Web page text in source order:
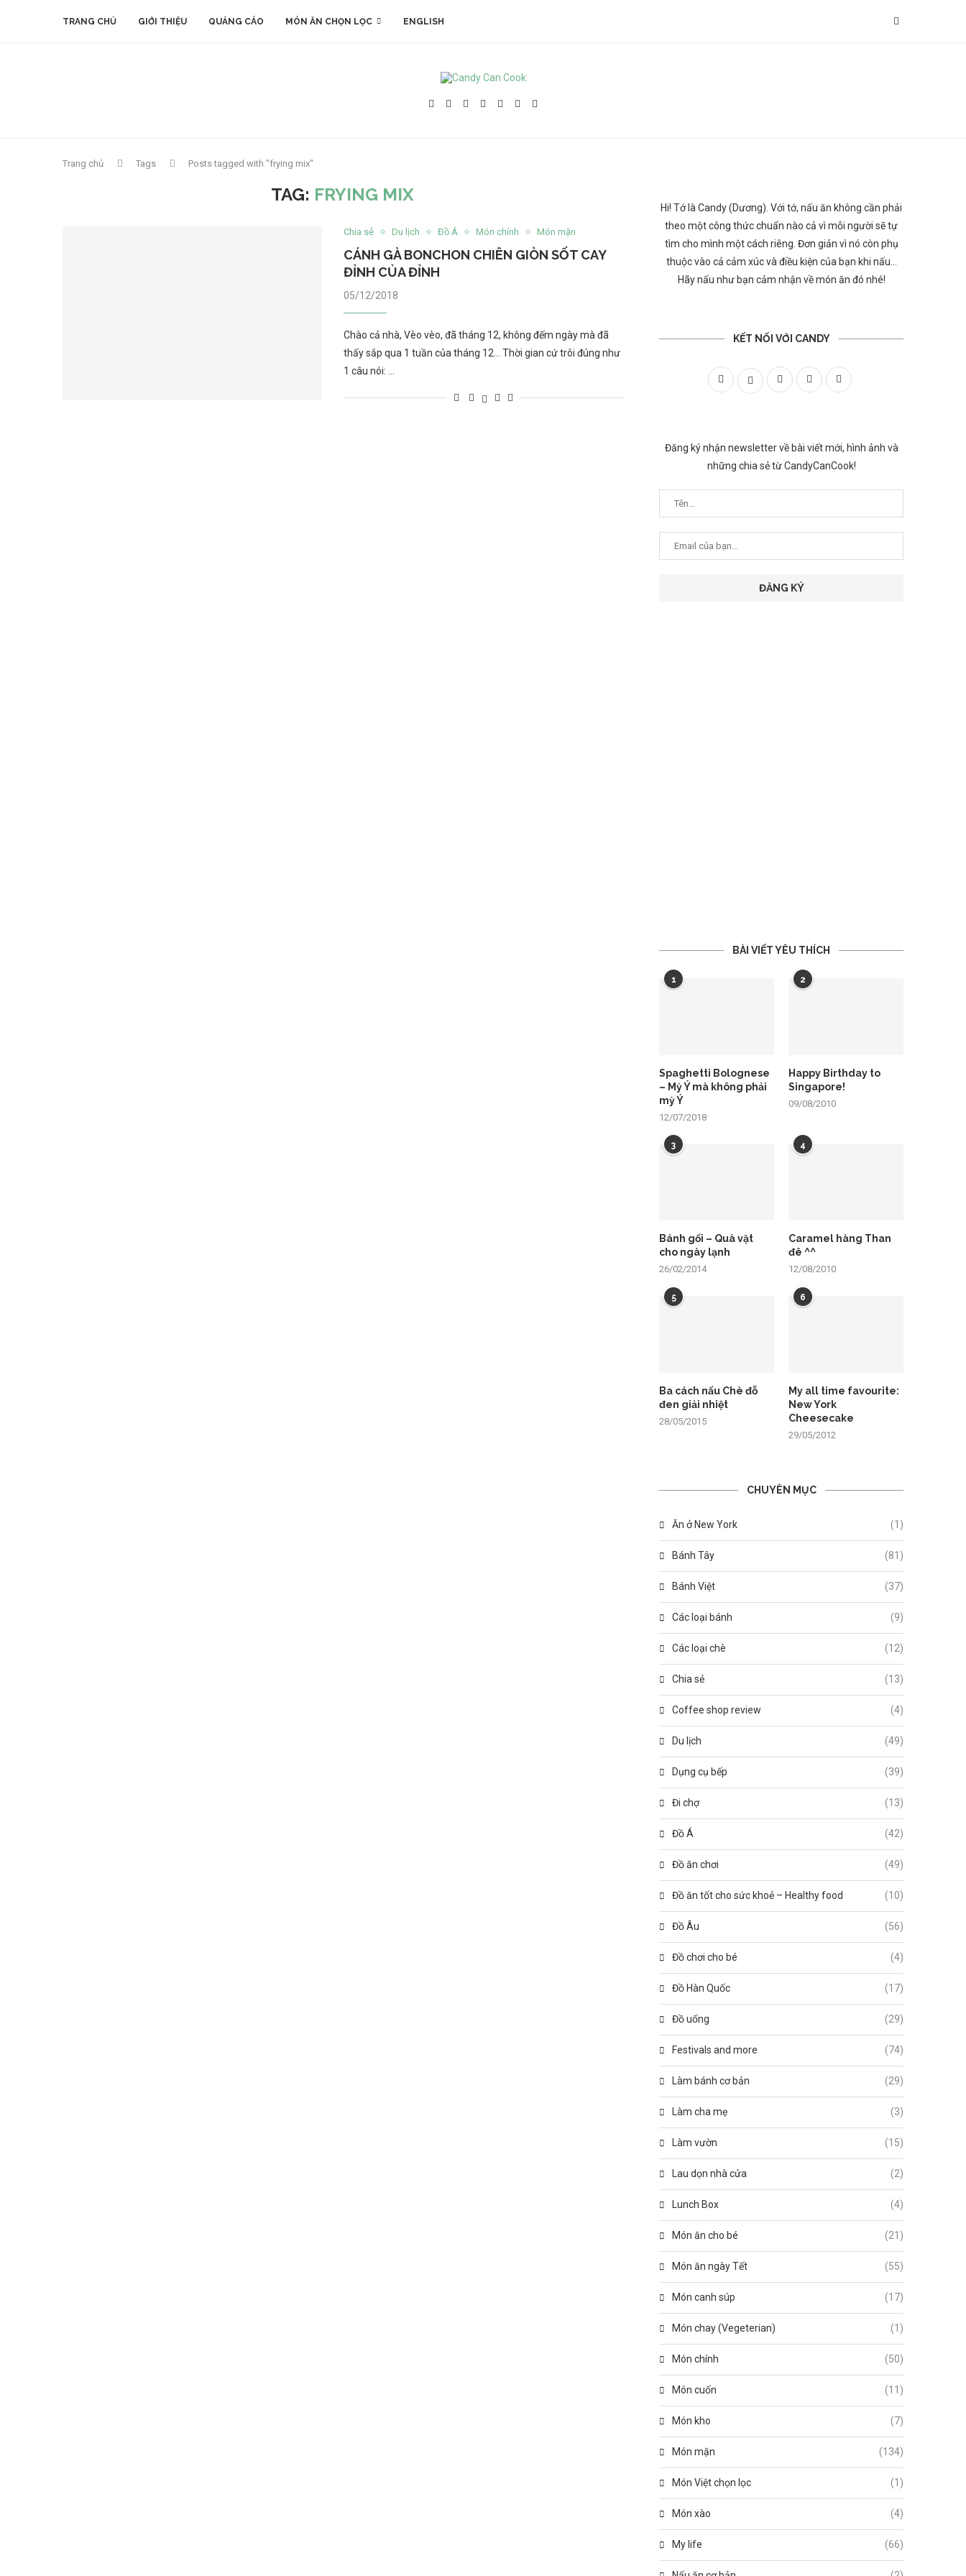
TRANG CHỦ GIỚI THIỆU QUẢNG CÁO MÓN ĂN CHỌN LỌC ENGLISH
Trang chủ Tags Posts tagged with "frying mix"
TAG: FRYING MIX
Chia sẻ Du lịch Đồ Á Món chính Món mặn
CÁNH GÀ BONCHON CHIÊN GIÒN SỐT CAY
ĐỈNH CỦA ĐỈNH
05/12/2018
Chào cả nhà, Vèo vèo, đã tháng 12, không đếm ngày mà đã
thấy sắp qua 1 tuần của tháng 12… Thời gian cứ trôi đúng như
1 câu nói: …
Hi! Tớ là Candy (Dương). Với tớ, nấu ăn không cần phải
theo một công thức chuẩn nào cả vì mỗi người sẽ tự
tìm cho mình một cách riêng. Đơn giản vì nó còn phụ
thuộc vào cả cảm xúc và điều kiện của bạn khi nấu…
Hãy nấu như bạn cảm nhận về món ăn đó nhé!
KẾT NỐI VỚI CANDY
Đăng ký nhận newsletter về bài viết mới, hình ảnh và
những chia sẻ từ CandyCanCook!
BÀI VIẾT YÊU THÍCH
1
Spaghetti Bolognese
– Mỳ Ý mà không phải
mỳ Ý
12/07/2018
2
Happy Birthday to
Singapore!
09/08/2010
3
Bánh gối – Quà vặt
cho ngày lạnh
26/02/2014
4
Caramel hàng Than
đê ^^
12/08/2010
5
Ba cách nấu Chè đỗ
đen giải nhiệt
28/05/2015
6
My all time favourite:
New York
Cheesecake
29/05/2012
CHUYÊN MỤC
Ăn ở New York (1)
Bánh Tây (81)
Bánh Việt (37)
Các loại bánh (9)
Các loại chè (12)
Chia sẻ (13)
Coffee shop review (4)
Du lịch (49)
Dụng cụ bếp (39)
Đi chợ (13)
Đồ Á (42)
Đồ ăn chơi (49)
Đồ ăn tốt cho sức khoẻ – Healthy food (10)
Đồ Âu (56)
Đồ chơi cho bé (4)
Đồ Hàn Quốc (17)
Đồ uống (29)
Festivals and more (74)
Làm bánh cơ bản (29)
Làm cha mẹ (3)
Làm vườn (15)
Lau dọn nhà cửa (2)
Lunch Box (4)
Món ăn cho bé (21)
Món ăn ngày Tết (55)
Món canh súp (17)
Món chay (Vegeterian) (1)
Món chính (50)
Món cuốn (11)
Món kho (7)
Món mặn (134)
Món Việt chọn lọc (1)
Món xào (4)
My life (66)